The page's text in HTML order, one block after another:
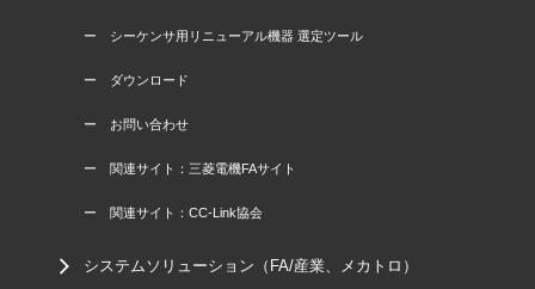
ー シーケンサ用リニューアル機器 選定ツール
ー ダウンロード
ー お問い合わせ
ー 関連サイト：三菱電機FAサイト
ー 関連サイト：CC-Link協会
システムソリューション（FA/産業、メカトロ）